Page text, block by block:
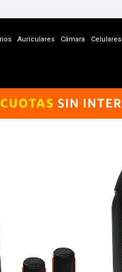
Auriculares Cámara Celulares